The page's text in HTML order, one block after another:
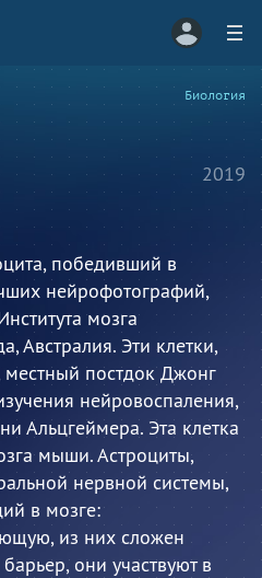
Биология
победивший в
нейрофотографий,
мозга
Австралия. Эти клетки,
постдок Джонг
нейровоспаления,
Альцгеймера. Эта клетка
мыши. Астроциты,
нервной системы,
в мозге:
из них сложен
они участвуют в
2019